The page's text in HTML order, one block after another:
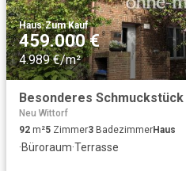
Haus·Zum Kauf
459.000 €
4.989 €/m²
Besonderes
Neu Wittorf
92 m²5 Zimmer3 BadezimmerHaus
·Büroraum·Terrasse